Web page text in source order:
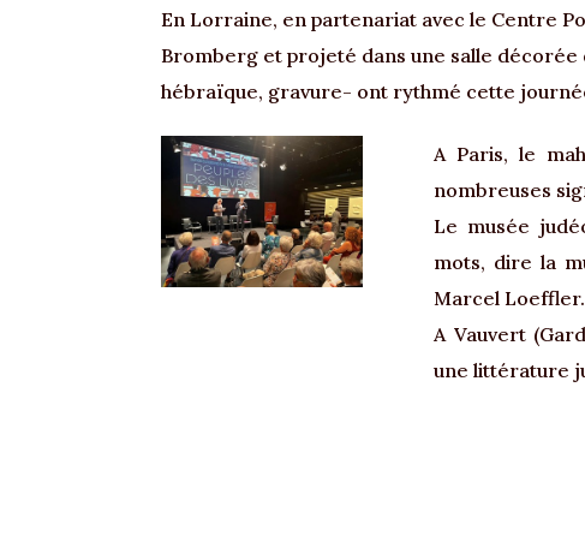
En Lorraine, en partenariat avec le Centre
Bromberg et projeté dans une salle
hébraïque, gravure- ont rythmé cette
A Paris, le
nombreuses
Le musée
mots, dire la
Marcel Loeffler.
A Vauvert
une littérature